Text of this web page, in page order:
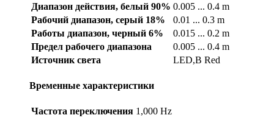
Диапазон действия, белый 90% 0.005 ... 0.4 m
Рабочий диапазон, серый 18%
0.01 ... 0.3 m
Работы диапазон, черный 6%
0.015 ... 0.2 m
Предел рабочего диапазона
0.005 ... 0.4 m
Источник света
LED,В Red
Временные характеристики
Частота переключения 1,000 Hz